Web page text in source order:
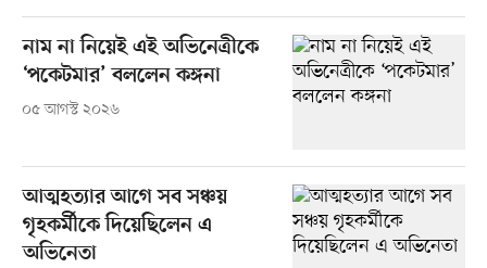
নাম না নিয়েই এই অভিনেত্রীকে
‘পকেটমার’ বললেন কঙ্গনা
০৫ আগস্ট ২০২৬
আত্মহত্যার আগে সব সঞ্চয়
গৃহকর্মীকে দিয়েছিলেন এ
অভিনেতা